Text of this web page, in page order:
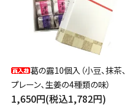
葛の露10個入（小豆、抹茶、
プレーン、生姜の4種類の味）
1,650円(税込1,782円)